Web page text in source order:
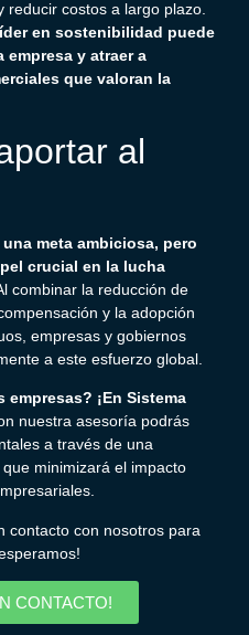
reducir costos a largo plazo.
en sostenibilidad puede
empresa y atraer a
que valoran la
al
una meta ambiciosa, pero
crucial en la lucha
Al combinar la reducción de
y la adopción
empresas y gobiernos
a este esfuerzo global.
¡En Sistema
nuestra asesoría podrás
a través de una
que minimizará el impacto
contacto con nosotros para
CONTACTO!